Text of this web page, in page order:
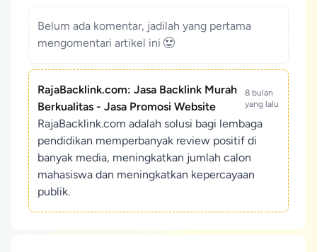
Belum ada komentar, jadilah yang pertama
mengomentari artikel ini
RajaBacklink.com: Jasa Backlink Murah
Berkualitas - Jasa Promosi Website
8 bulan
yang lalu
RajaBacklink.com adalah solusi bagi lembaga
pendidikan memperbanyak review positif di
banyak media, meningkatkan jumlah calon
mahasiswa dan meningkatkan kepercayaan
publik.